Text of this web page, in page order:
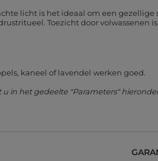
licht is het ideaal om een gezellige
Toezicht door volwassenen
kaneel of lavendel werken goed.
in het gedeelte "Parameters"